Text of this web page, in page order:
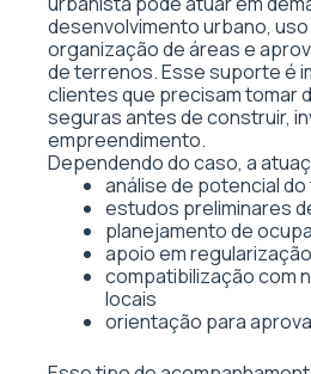
desenvolvimento urbano, uso
organização de áreas e
de terrenos. Esse suporte é
clientes que precisam tomar
seguras antes de construir,
empreendimento.
Dependendo do caso, a
análise de potencial
estudos preliminares
planejamento de
apoio em regularização
compatibilização com
locais
orientação para